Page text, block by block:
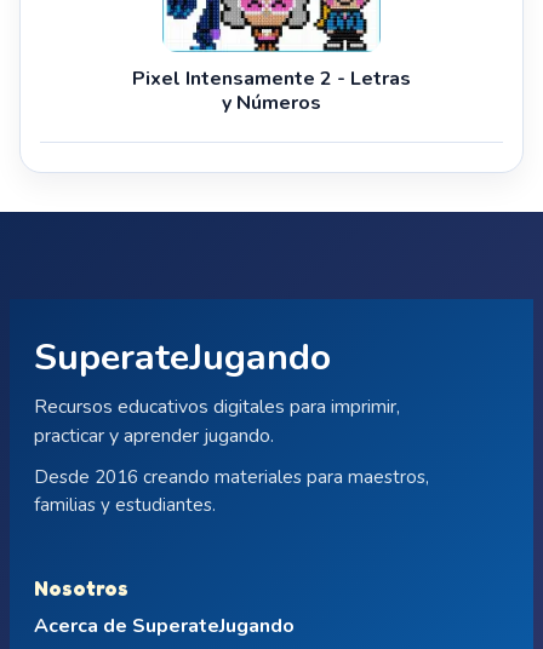
Pixel Intensamente 2 - Letras
y Números
SuperateJugando
Recursos educativos digitales para imprimir,
practicar y aprender jugando.
Desde 2016 creando materiales para maestros,
familias y estudiantes.
Nosotros
Acerca de SuperateJugando